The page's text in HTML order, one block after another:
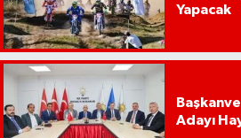
Yapacak
Adayı